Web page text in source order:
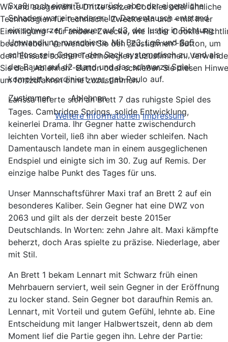
Sxa8 noch einen Turm zurück, aber der eigentliche
Schaden war ein anderer: Im Damentausch entstand
ein schwarzer Freibauer auf d3, der lustig in Richtung
Umwandlung marschierte. Mit Be3, Lg6 und Sa5
schloss sein Gegner den Sack systematisch zu, und als
der Bauer auf d2 stand und das schwarze Spiel
komplett koordiniert war, gab Paulo auf.
Larissa lieferte sich an Brett 7 das ruhigste Spiel des
Tages. Cambridge Springs, solide Entwicklung,
keinerlei Drama. Ihr Gegner hatte zwischendurch
leichten Vorteil, ließ ihn aber wieder schleifen. Nach
Damentausch landete man in einem ausgeglichenen
Endspiel und einigte sich im 30. Zug auf Remis. Der
einzige halbe Punkt des Tages für uns.
Unser Mannschaftsführer Maxi traf an Brett 2 auf ein
besonderes Kaliber. Sein Gegner hat eine DWZ von
2063 und gilt als der derzeit beste 2015er
Deutschlands. In Worten: zehn Jahre alt. Maxi kämpfte
beherzt, doch Aras spielte zu präzise. Niederlage, aber
mit Stil.
An Brett 1 bekam Lennart mit Schwarz früh einen
Mehrbauern serviert, weil sein Gegner in der Eröffnung
zu locker stand. Sein Gegner bot daraufhin Remis an.
Lennart, mit Vorteil und gutem Gefühl, lehnte ab. Eine
Entscheidung mit langer Halbwertszeit, denn ab dem
Moment lief die Partie gegen ihn. Lehre der Partie:
Wir und ausgewählte Dritte setzen Cookies oder ähnliche
Technologien für technische Zwecke ein und – mit Ihrer
Einwilligung – für andere Zwecke, wie in der Cookie-
beschrieben. Verwenden Sie den „Zustimmen“-Button, um
dem Einsatz solcher Technologien zuzustimmen.
Sie den „Ablehnen“-Button oder schließen Sie diesen
um fortzufahren ohne zuzustimmen.
Zustimmen
Ablehnen
Weitere Informationen Impressum